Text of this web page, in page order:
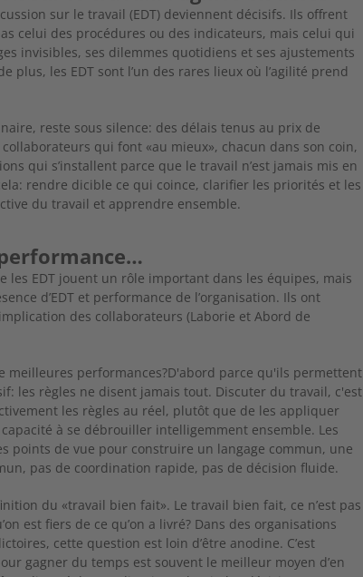
sur le travail (EDT) deviennent décisifs. Ils offrent
celui des procédures ou des indicateurs, mais celui qui
invisibles, ses dilemmes quotidiens et ses ajustements
plus, les EDT sont l’un des rares lieux où l’agilité prend
reste sous silence: des délais tenus au prix de
collaborateurs qui font «au mieux», chacun dans son coin,
qui s’installent parce que le travail n’est jamais mis en
rendre dicible ce qui coince, clarifier les priorités et les
du travail et apprendre ensemble.
les EDT jouent un rôle important dans les équipes, mais
d’EDT et performance de l’organisation. Ils ont
des collaborateurs (Laborie et Abord de
meilleures performances?D'abord parce qu'ils permettent
les règles ne disent jamais tout. Discuter du travail, c'est
les règles au réel, plutôt que de les appliquer
à se débrouiller intelligemment ensemble. Les
points de vue pour construire un langage commun, une
pas de coordination rapide, pas de décision fluide.
du «travail bien fait». Le travail bien fait, ce n’est pas
est fiers de ce qu’on a livré? Dans des organisations
cette question est loin d’être anodine. C’est
gagner du temps est souvent le meilleur moyen d’en